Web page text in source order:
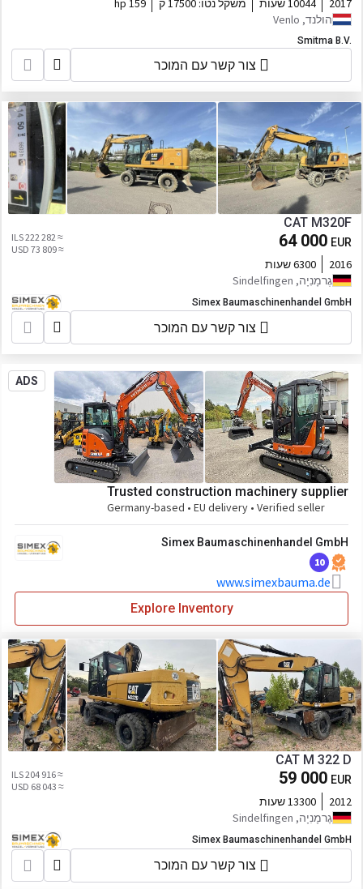
2017 10044 שעות משקל נטו: 17500 ק
159 hp
הולנד, Venlo
Smitma B.V.
צור קשר עם המוכר
CAT M320F
64 000 EUR
≈ 222 282 ILS
≈ 73 809 USD
2016
6300 שעות
גֶרמָנִיָה, Sindelfingen
Simex Baumaschinenhandel GmbH
צור קשר עם המוכר
ADS
Trusted construction machinery supplier
Germany-based • EU delivery • Verified seller
Simex Baumaschinenhandel GmbH
10
www.simexbauma.de
Explore Inventory
CAT M 322 D
59 000 EUR
≈ 204 916 ILS
≈ 68 043 USD
2012
13300 שעות
גֶרמָנִיָה, Sindelfingen
Simex Baumaschinenhandel GmbH
צור קשר עם המוכר